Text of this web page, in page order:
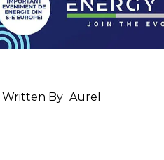
Written By Aurel